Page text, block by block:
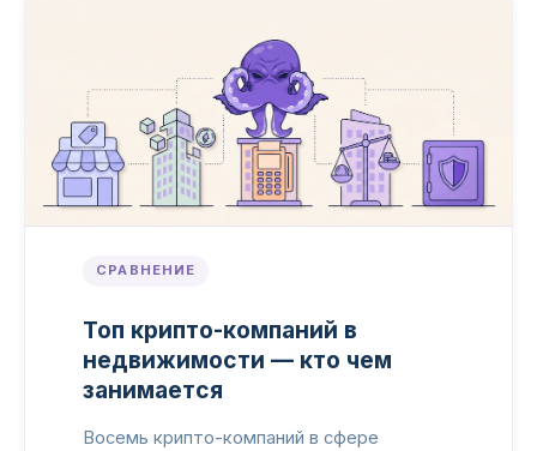
СРАВНЕНИЕ
Топ крипто-компаний в
недвижимости — кто чем
занимается
Восемь крипто-компаний в сфере